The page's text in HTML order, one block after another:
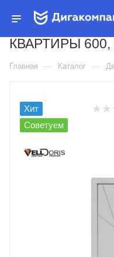
ДВЕРЬ
VELLDORIS
КВАРТИРЫ 600,
Главная — Каталог —
Хит
Советуем